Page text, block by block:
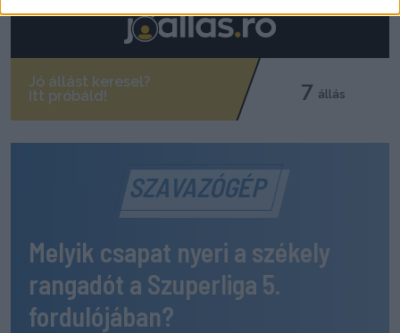
SZAVAZÓGÉP
Melyik csapat nyeri a székely
rangadót a Szuperliga 5.
fordulójában?